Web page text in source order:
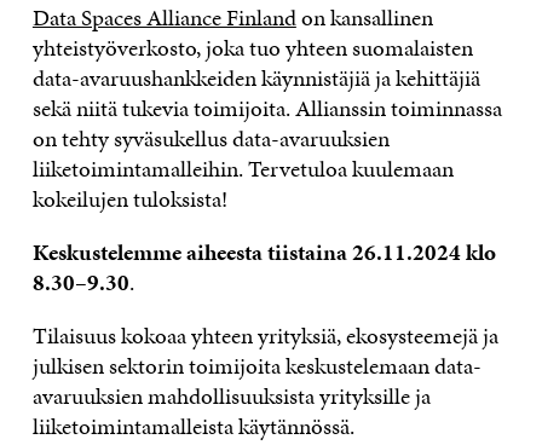
Data Spaces Alliance Finlandon kansallinen
yhteistyöverkosto, joka tuo yhteen suomalaisten
data-avaruushankkeiden käynnistäjiä ja kehittäjiä
sekä niitä tukevia toimijoita. Allianssin toiminnassa
on tehty syväsukellus data-avaruuksien
liiketoimintamalleihin. Tervetuloa kuulemaan
kokeilujen tuloksista!
Keskustelemme aiheesta tiistaina 26.11.2024 klo
8.30–9.30.
Tilaisuus kokoaa yhteen yrityksiä, ekosysteemejä ja
julkisen sektorin toimijoita keskustelemaan data-
avaruuksien mahdollisuuksista yrityksille ja
liiketoimintamalleista käytännössä.